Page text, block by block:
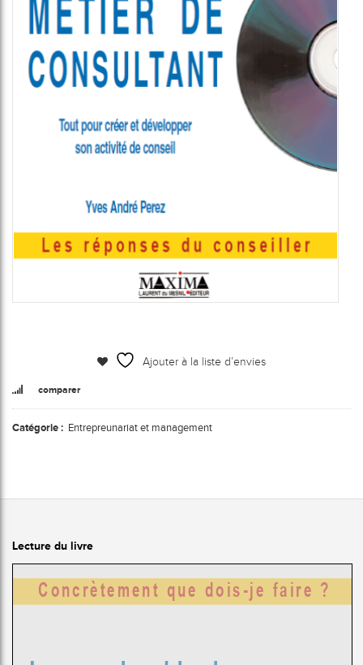
Ajouter à la liste d’envies
comparer
Catégorie : Entrepreunariat et management
Lecture du livre